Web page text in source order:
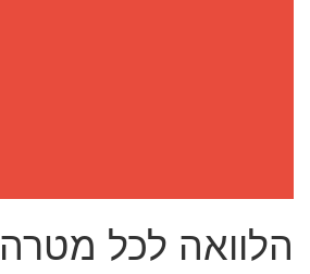
הלוואה לכל מטרה